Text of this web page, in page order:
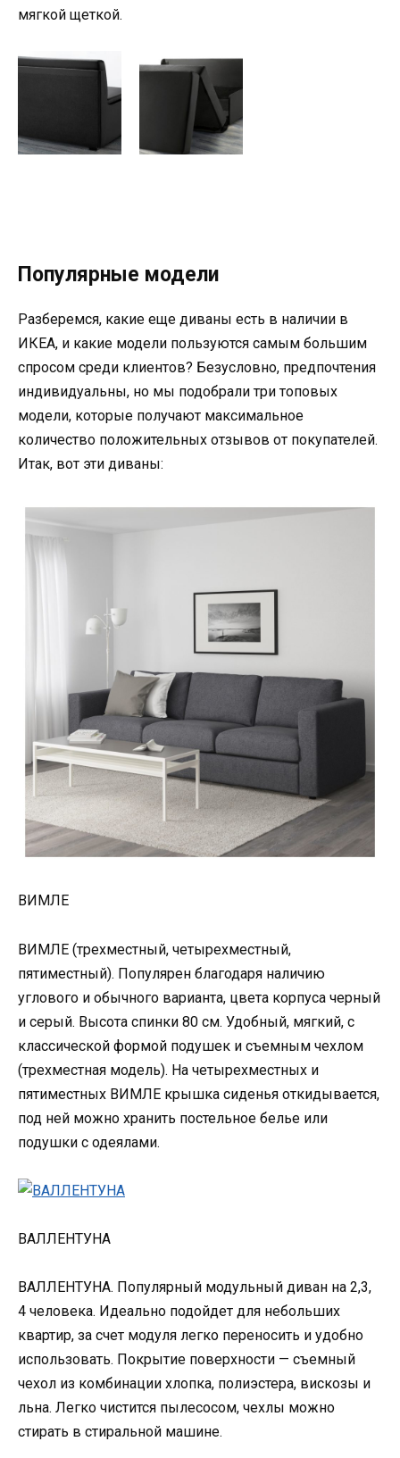
мягкой щеткой.
Популярные модели
Разберемся, какие еще диваны есть в наличии в
ИКЕА, и какие модели пользуются самым большим
спросом среди клиентов? Безусловно, предпочтения
индивидуальны, но мы подобрали три топовых
модели, которые получают максимальное
количество положительных отзывов от покупателей.
Итак, вот эти диваны:
ВИМЛЕ
ВИМЛЕ (трехместный, четырехместный,
пятиместный). Популярен благодаря наличию
углового и обычного варианта, цвета корпуса черный
и серый. Высота спинки 80 см. Удобный, мягкий, с
классической формой подушек и съемным чехлом
(трехместная модель). На четырехместных и
пятиместных ВИМЛЕ крышка сиденья откидывается,
под ней можно хранить постельное белье или
подушки с одеялами.
ВАЛЛЕНТУНА
ВАЛЛЕНТУНА. Популярный модульный диван на 2,3,
4 человека. Идеально подойдет для небольших
квартир, за счет модуля легко переносить и удобно
использовать. Покрытие поверхности — съемный
чехол из комбинации хлопка, полиэстера, вискозы и
льна. Легко чистится пылесосом, чехлы можно
стирать в стиральной машине.